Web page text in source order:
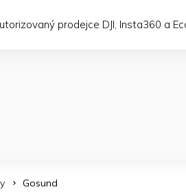
prodejce DJI, Insta360 a
Gosund